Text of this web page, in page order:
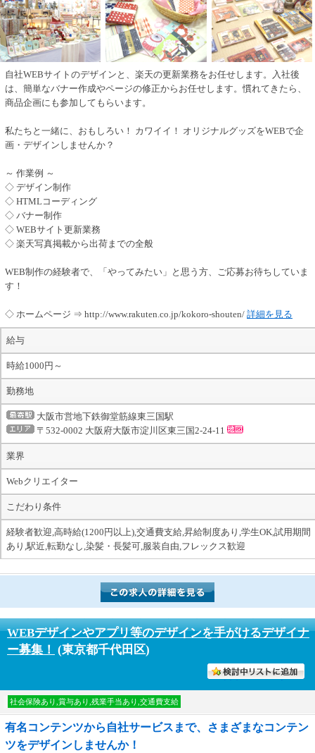
自社WEBサイトのデザインと、楽天の更新業務をお任せします。入社後
は、簡単なバナー作成やページの修正からお任せします。慣れてきたら、
商品企画にも参加してもらいます。
私たちと一緒に、おもしろい！ カワイイ！ オリジナルグッズをWEBで企
画・デザインしませんか？
～ 作業例 ～
◇ デザイン制作
◇ HTMLコーディング
◇ バナー制作
◇ WEBサイト更新業務
◇ 楽天写真掲載から出荷までの全般
WEB制作の経験者で、「やってみたい」と思う方、ご応募お待ちしていま
す！
◇ ホームページ ⇒ http://www.rakuten.co.jp/kokoro-shouten/ 詳細を見る
給与
時給1000円～
勤務地
大阪市営地下鉄御堂筋線東三国駅
〒532-0002 大阪府大阪市淀川区東三国2-24-11
業界
Webクリエイター
こだわり条件
経験者歓迎,高時給(1200円以上),交通費支給,昇給制度あり,学生OK,試用期間
あり,駅近,転勤なし,染髪・長髪可,服装自由,フレックス歓迎
WEBデザインやアプリ等のデザインを手がけるデザイナ
ー募集！ (東京都千代田区)
社会保険あり,賞与あり,残業手当あり,交通費支給
有名コンテンツから自社サービスまで、さまざまなコンテン
ツをデザインしませんか！